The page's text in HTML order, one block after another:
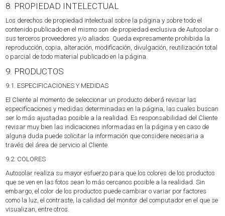
8. PROPIEDAD INTELECTUAL
Los derechos de propiedad intelectual sobre la página y sobre todo el
contenido publicado en el mismo son de propiedad exclusiva de Autosolar o
sus terceros proveedores y/o aliados. Queda expresamente prohibida la
reproducción, copia, alteración, modificación, divulgación, reutilización total
o parcial de todo material publicado en la página.
9. PRODUCTOS
9.1. ESPECIFICACIONES Y MEDIDAS
El Cliente al momento de seleccionar un producto deberá revisar las
especificaciones y medidas determinadas en la página, las cuales buscan
ser lo más ajustadas posible a la realidad. Es responsabilidad del Cliente
revisar muy bien las indicaciones informadas en la página y en caso de
alguna duda puede solicitar la información que considere necesaria a
través del área de servicio al Cliente.
9.2. COLORES
Autosolar realiza su mayor esfuerzo para que los colores de los productos
que se ven en las fotos sean lo más cercanos posible a la realidad. Sin
embargo, el color de los productos puede cambiar o variar por factores
como la luz, el contraste, la calidad del monitor del computador en el que se
visualizan, entre otros.